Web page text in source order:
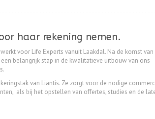
haar rekening nemen.
voor Life Experts vanuit Laakdal. Na de komst
belangrijk stap in de kwalitatieve uitbouw van ons
van Liantis. Ze zorgt voor de nodige
als bij het opstellen van offertes, studies en de